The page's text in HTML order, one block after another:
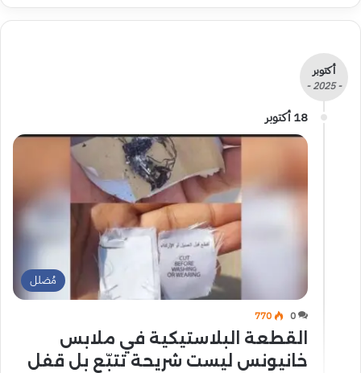
أكتوبر
- 2025 -
18 أكتوبر
مُضلل
0
770
القطعة البلاستيكية في ملابس
خانيونس ليست شريحة تتبّع بل قفل